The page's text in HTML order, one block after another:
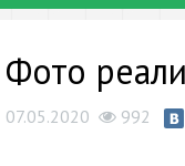
Фото
07.05.2020 992